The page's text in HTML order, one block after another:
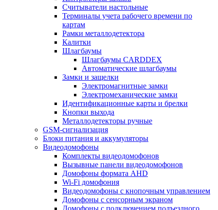
Считыватели настольные
Терминалы учета рабочего времени по
картам
Рамки металлодетектора
Калитки
Шлагбаумы
Шлагбаумы CARDDEX
Автоматические шлагбаумы
Замки и защелки
Электромагнитные замки
Электромеханические замки
Идентификационные карты и брелки
Кнопки выхода
Металлодетекторы ручные
GSM-сигнализация
Блоки питания и аккумуляторы
Видеодомофоны
Комплекты видеодомофонов
Вызывные панели видеодомофонов
Домофоны формата AHD
Wi-Fi домофония
Видеодомофоны с кнопочным управлением
Домофоны с сенсорным экраном
Домофоны с подключением подъездного